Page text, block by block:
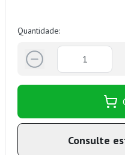
Quantidade:
Consulte